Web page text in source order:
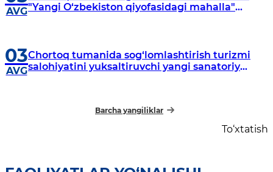
AVG"Yangi O‘zbekiston qiyofasidagi mahalla"
03
AVG
Chortoq tumanida sog‘lomlashtirish turizmi
salohiyatini yuksaltiruvchi yangi sanatoriy
Barcha yangiliklar
To‘xtatish